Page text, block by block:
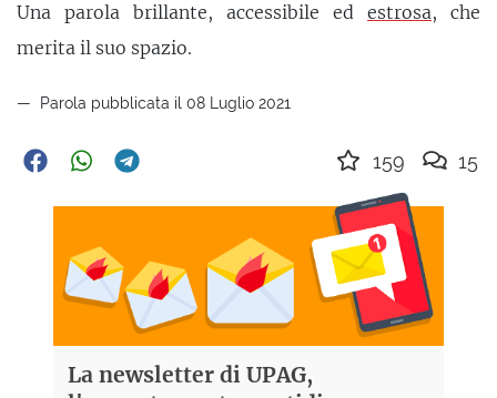
Una parola brillante, accessibile ed estrosa, che
merita il suo spazio.
Parola pubblicata il 08 Luglio 2021
159 15
La newsletter di UPAG,